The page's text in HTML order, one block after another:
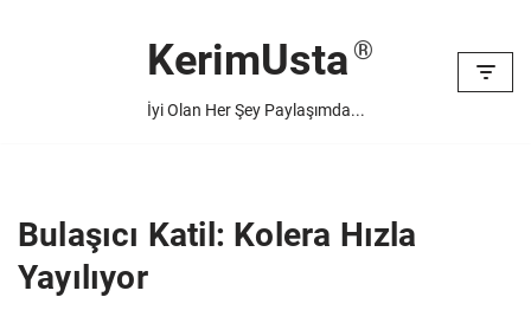
KerimUsta
İyi Olan Her Şey Paylaşımda...
Bulaşıcı Katil: Kolera Hızla
Yayılıyor